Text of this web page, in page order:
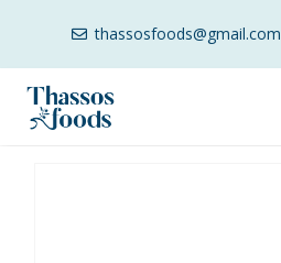
thassosfoods@gmail.com